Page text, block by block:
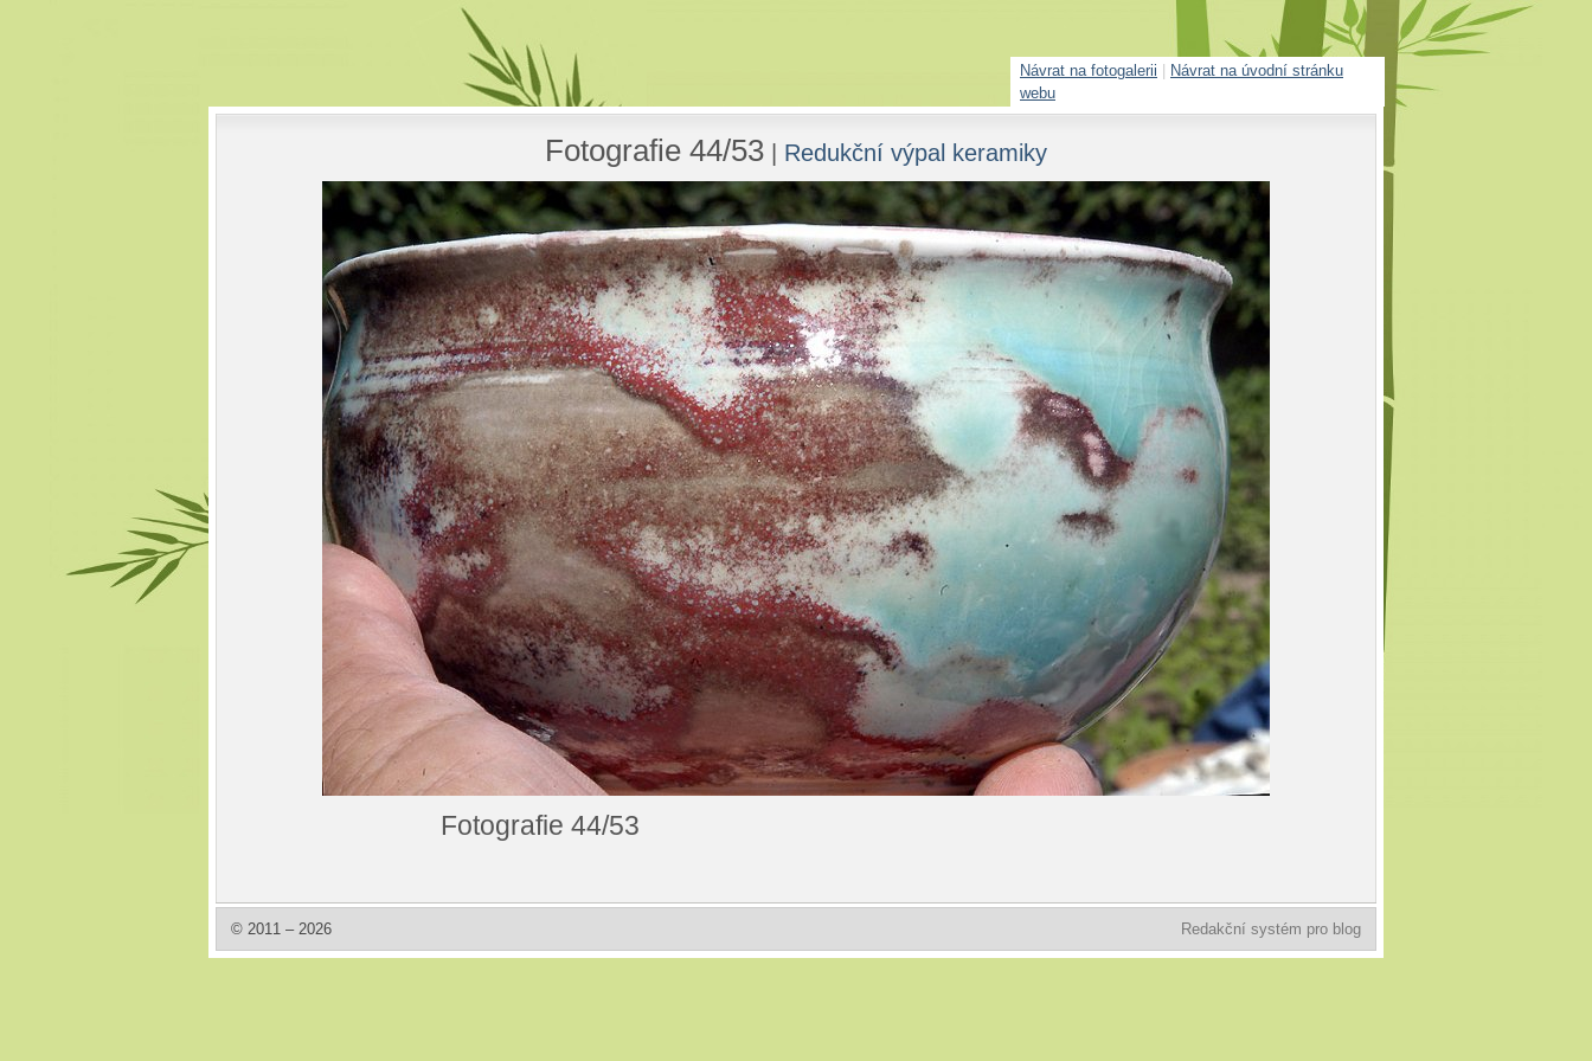
Návrat na fotogalerii
Návrat na úvodní stránku
webu
Fotografie 44/53 | Redukční výpal keramiky
Fotografie 44/53
© 2011 – 2026 Redakční systém pro blog